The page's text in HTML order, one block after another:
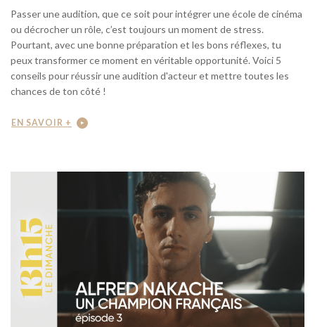
Passer une audition, que ce soit pour intégrer une école de cinéma
ou décrocher un rôle, c’est toujours un moment de stress.
Pourtant, avec une bonne préparation et les bons réflexes, tu
peux transformer ce moment en véritable opportunité. Voici 5
conseils pour réussir une audition d'acteur et mettre toutes les
chances de ton côté !
EN SAVOIR +